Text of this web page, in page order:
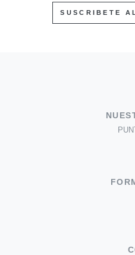
SUSCRIBETE